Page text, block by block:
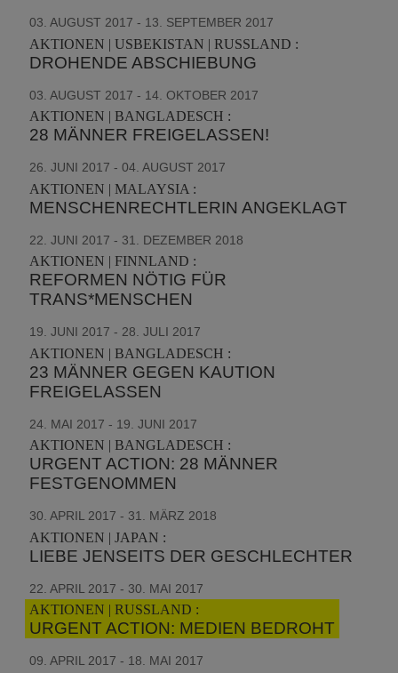
03. AUGUST 2017 - 13. SEPTEMBER 2017
AKTIONEN | USBEKISTAN | RUSSLAND :
DROHENDE ABSCHIEBUNG
03. AUGUST 2017 - 14. OKTOBER 2017
AKTIONEN | BANGLADESCH :
28 MÄNNER FREIGELASSEN!
26. JUNI 2017 - 04. AUGUST 2017
AKTIONEN | MALAYSIA :
MENSCHENRECHTLERIN ANGEKLAGT
22. JUNI 2017 - 31. DEZEMBER 2018
AKTIONEN | FINNLAND :
REFORMEN NÖTIG FÜR
TRANS*MENSCHEN
19. JUNI 2017 - 28. JULI 2017
AKTIONEN | BANGLADESCH :
23 MÄNNER GEGEN KAUTION
FREIGELASSEN
24. MAI 2017 - 19. JUNI 2017
AKTIONEN | BANGLADESCH :
URGENT ACTION: 28 MÄNNER
FESTGENOMMEN
30. APRIL 2017 - 31. MÄRZ 2018
AKTIONEN | JAPAN :
LIEBE JENSEITS DER GESCHLECHTER
22. APRIL 2017 - 30. MAI 2017
AKTIONEN | RUSSLAND :
URGENT ACTION: MEDIEN BEDROHT
09. APRIL 2017 - 18. MAI 2017